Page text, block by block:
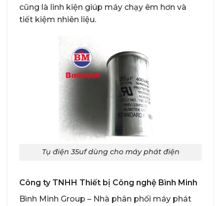
cũng là linh kiện giúp máy chạy êm hơn và
tiết kiệm nhiên liệu.
Tụ điện 35uf dùng cho máy phát điện
Công ty TNHH Thiết bị Công nghệ Bình Minh
Bình Minh Group – Nhà phân phối máy phát